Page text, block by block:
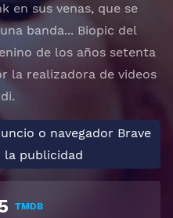
en sus venas, que se
banda... Biopic del
de los años setenta
la realizadora de videos
o navegador Brave
la publicidad
TMDB